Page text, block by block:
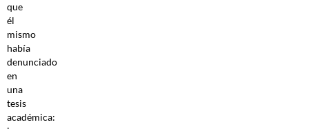
que
él
mismo
había
denunciado
en
una
tesis
académica: